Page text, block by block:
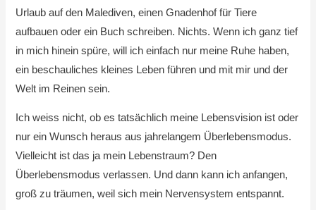
Urlaub auf den Malediven, einen Gnadenhof für Tiere
aufbauen oder ein Buch schreiben. Nichts. Wenn ich ganz tief
in mich hinein spüre, will ich einfach nur meine Ruhe haben,
ein beschauliches kleines Leben führen und mit mir und der
Welt im Reinen sein.
Ich weiss nicht, ob es tatsächlich meine Lebensvision ist oder
nur ein Wunsch heraus aus jahrelangem Überlebensmodus.
Vielleicht ist das ja mein Lebenstraum? Den
Überlebensmodus verlassen. Und dann kann ich anfangen,
groß zu träumen, weil sich mein Nervensystem entspannt.